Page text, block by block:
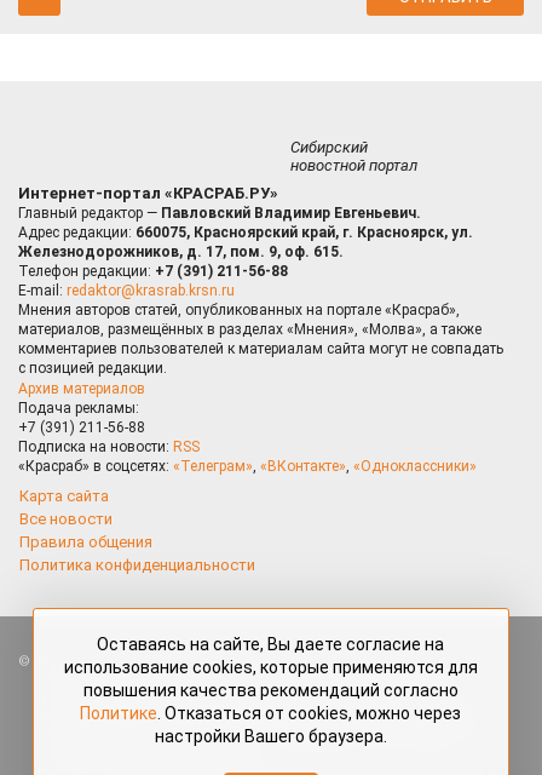
Сибирский
новостной портал
Интернет-портал «КРАСРАБ.РУ»
Главный редактор — Павловский Владимир Евгеньевич.
Адрес редакции: 660075, Красноярский край, г. Красноярск, ул.
Железнодорожников, д. 17, пом. 9, оф. 615.
Телефон редакции: +7 (391) 211-56-88
E-mail: redaktor@krasrab.krsn.ru
Мнения авторов статей, опубликованных на портале «Красраб»,
материалов, размещённых в разделах «Мнения», «Молва», а также
комментариев пользователей к материалам сайта могут не совпадать
с позицией редакции.
Архив материалов
Подача рекламы:
+7 (391) 211-56-88
Подписка на новости: RSS
«Красраб» в соцсетях: «Телеграм», «ВКонтакте», «Одноклассники»
Карта сайта
Все новости
Правила общения
Политика конфиденциальности
Все права защищены. Любые материалы, размещённые на портале
«Красраб.ру» сотрудниками редакции, нештатными авторами
и читателями, являются объектами авторского права. Полное или
частичное использование материалов, размещённых на портале
«Красраб.ру», допускается только с письменного согласия редакции
redaktor@krasrab.krsn.ru.
Оставаясь на сайте, Вы даете согласие на
использование cookies, которые применяются для
повышения качества рекомендаций согласно
Политике . Отказаться от cookies, можно через
настройки Вашего браузера.